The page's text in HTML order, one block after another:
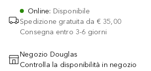
Online: Disponibile
Spedizione gratuita da € 35,00
Consegna entro 3-6 giorni
AGGIUNGI AL CARRELLO
Negozio Douglas
Controlla la disponibilità in negozio